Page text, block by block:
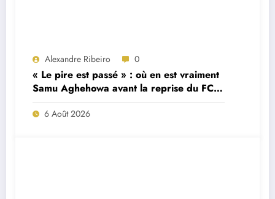
Alexandre Ribeiro 0
« Le pire est passé » : où en est vraiment
Samu Aghehowa avant la reprise du FC
Porto ?
6 Août 2026